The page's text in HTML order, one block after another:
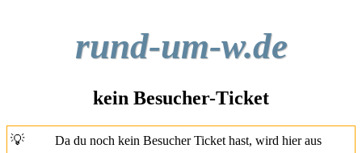
rund-um-w.de
kein Besucher-Ticket
💡
Da du noch kein Besucher Ticket hast, wird hier aus